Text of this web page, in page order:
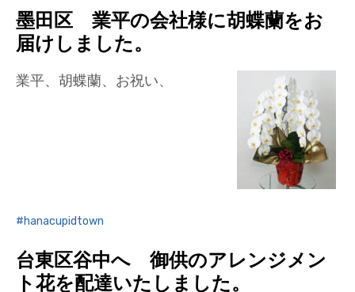
墨田区 業平の会社様に胡蝶蘭をお
届けしました。
業平、胡蝶蘭、お祝い、
hanacupidtown
台東区谷中へ 御供のアレンジメン
ト花を配達いたしました。